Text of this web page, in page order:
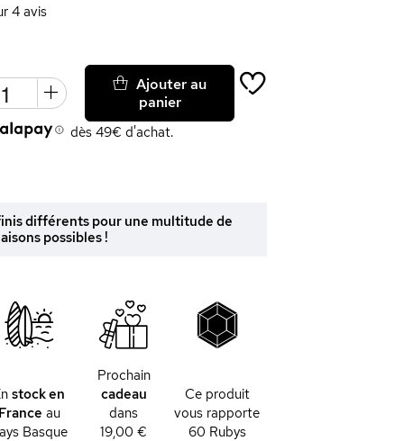
4avis
dès 49€ d'achat.
Ajouter au
panier
différents pour une multitude de
possibles !
stock en
France au
Basque
Prochain
cadeau
dans
19,00 €
Ce produit
vous rapporte
60 Rubys